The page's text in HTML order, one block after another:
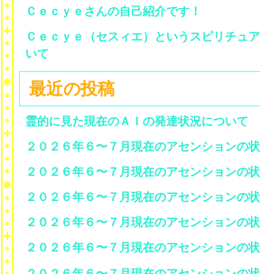
Ｃｅｃｙｅさんの自己紹介です！
Ｃｅｃｙｅ（セスィエ）というスピリチュ
いて
最近の投稿
霊的に見た現在のＡＩの発達状況について
２０２６年６〜７月現在のアセンションの
２０２６年６〜７月現在のアセンションの
２０２６年６〜７月現在のアセンションの
２０２６年６〜７月現在のアセンションの
２０２６年６〜７月現在のアセンションの